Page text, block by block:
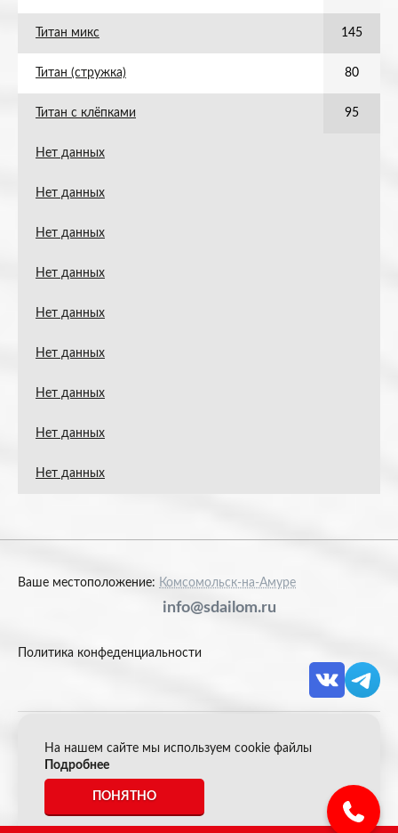
Титан микс 145
Титан (стружка) 80
Титан с клёпками 95
Нет данных
Нет данных
Нет данных
Нет данных
Нет данных
Нет данных
Нет данных
Нет данных
Нет данных
Ваше местоположение: Комсомольск-на-Амуре
info@sdailom.ru
Политика конфеденциальности
© 2026 Акрон Скрап
*Все цены указанные на сайте не являются публичной
офертой.
На нашем сайте мы используем cookie файлы
Подробнее
ПОНЯТНО